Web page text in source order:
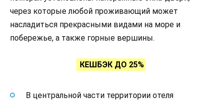
через которые любой проживающий может
насладиться прекрасными видами на море и
побережье, а также горные вершины.
КЕШБЭК ДО 25%
В центральной части территории отеля